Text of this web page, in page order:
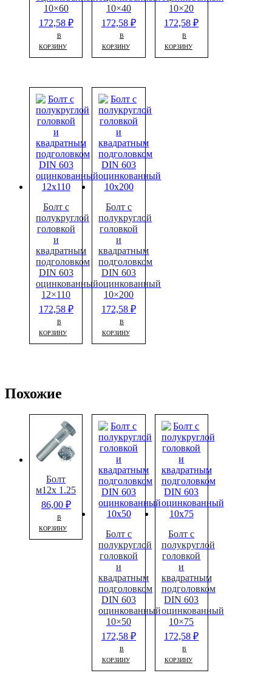
10×60
172,58 ₽
В
КОРЗИНУ
10×40
172,58₽
В
КОРЗИНУ
10×20
172,58₽
В
КОРЗИНУ
Болт с
полукруглой
головкой
и
квадратным
подголовком
DIN 603
оцинкованный
12×110
172,58 ₽
В
КОРЗИНУ
Болт с
полукруглой
головкой
и
квадратным
подголовком
DIN 603
оцинкованный
10×200
172,58₽
В
КОРЗИНУ
Похожие
Болт
м12х 1.25
86,00 ₽
В
КОРЗИНУ
Болт с
полукруглой
головкой
и
квадратным
подголовком
DIN 603
оцинкованный
10×50
172,58₽
В
КОРЗИНУ
Болт с
полукруглой
головкой
и
квадратным
подголовком
DIN 603
оцинкованный
10×75
172,58₽
В
КОРЗИНУ